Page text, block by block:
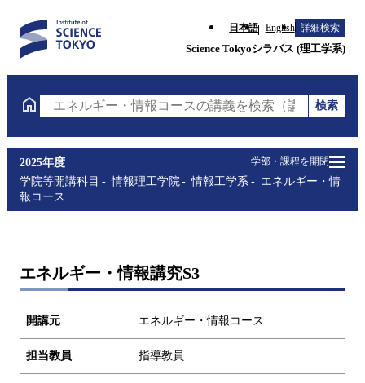
日本語 English 詳細検索
Science Tokyoシラバス (理工学系)
エネルギー・情報コースの講義を検索（講義名・科
検索
学部・課程を開閉
2025年度
学院等開講科目
情報理工学院 情報工学系
エネルギー・情
報コース
エネルギー・情報講究S3
開講元 エネルギー・情報コース
担当教員 指導教員